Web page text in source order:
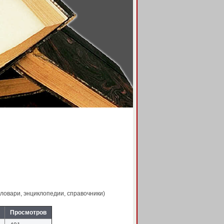
энциклопедии, справочники)
Просмотров